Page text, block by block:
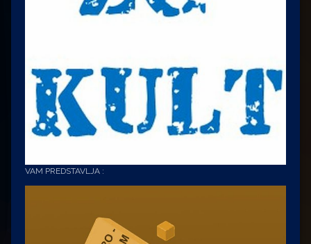
VAM PREDSTAVLJA :